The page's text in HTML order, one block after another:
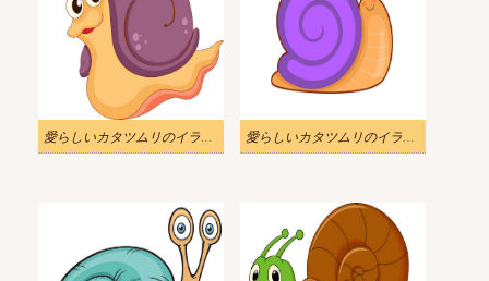
愛らしいカタツムリのイラスト 愛らしいカタツムリのイラスト 2